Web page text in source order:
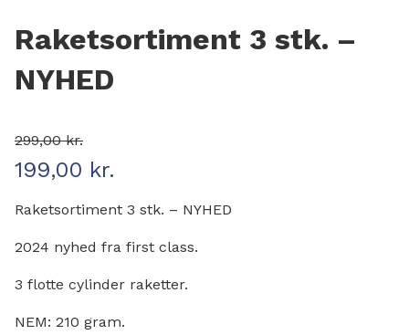
Raketsortiment 3 stk. –
NYHED
299,00kr.
Den oprindelige pris var: 299,00 kr..
199,00 kr.
Raketsortiment 3 stk. – NYHED
2024 nyhed fra first class.
3 flotte cylinder raketter.
NEM: 210 gram.